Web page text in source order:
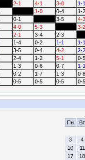
2-1 4-1 3-0
1-1
1-0 0-4
1-2
0-1 3-5
4-3
4-0 5-3
3-2
2-1 3-4
2-3
1-4 0-2 1-1
1-1
3-5 0-4 4-2
2-2
2-4 1-2 5-1
0-5
1-3 0-6 0-7
1-1
0-2 1-7 1-3
0-8
0-5 0-5 0-5 0-5
Пн
Вт
3
4
10
11
17
18